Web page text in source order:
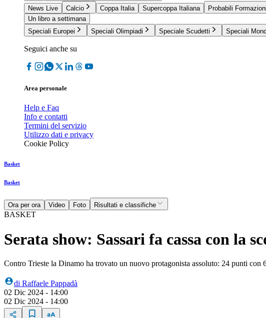
News Live
Calcio Coppa Italia Supercoppa Italiana Probabili Formazioni
Un libro a settimana
Speciali Europei
Speciali Olimpiadi Speciale Scudetti Speciali
Seguici anche su
Area personale
Help e Faq
Info e contatti
Termini del servizio
Utilizzo dati e privacy
Cookie Policy
Basket
Basket
Ora per ora Video Foto Risultati e classifiche
BASKET
Serata show: Sassari fa cassa con la
Contro Trieste la Dinamo ha trovato un nuovo protagonista assoluto: 24 punti con
di Raffaele Pappadà
02 Dic 2024 - 14:00
02 Dic 2024 - 14:00